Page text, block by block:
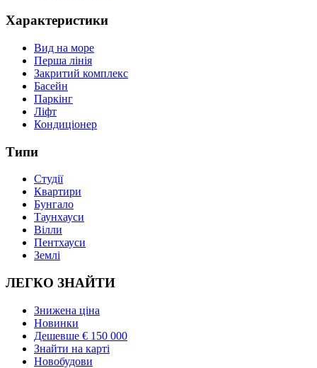
Характеристики
Вид на море
Перша лінія
Закритий комплекс
Басейн
Паркінг
Ліфт
Кондиціонер
Типи
Студії
Квартири
Бунгало
Таунхауси
Вілли
Пентхауси
Землі
ЛЕГКО ЗНАЙТИ
Знижена ціна
Новинки
Дешевше € 150 000
Знайти на карті
Новобудови